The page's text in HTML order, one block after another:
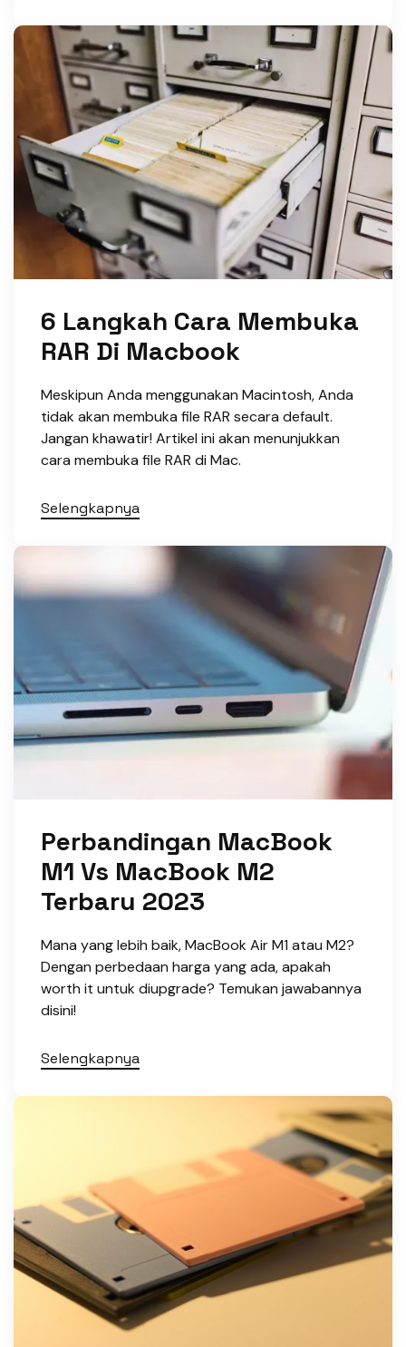
6 Langkah Cara Membuka
RAR Di Macbook
Meskipun Anda menggunakan Macintosh, Anda
tidak akan membuka file RAR secara default.
Jangan khawatir! Artikel ini akan menunjukkan
cara membuka file RAR di Mac.
Selengkapnya
Perbandingan MacBook
M1 Vs MacBook M2
Terbaru 2023
Mana yang lebih baik, MacBook Air M1 atau M2?
Dengan perbedaan harga yang ada, apakah
worth it untuk diupgrade? Temukan jawabannya
disini!
Selengkapnya